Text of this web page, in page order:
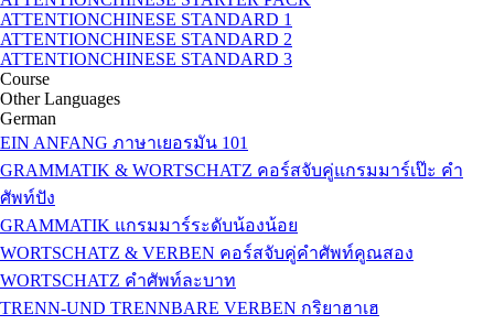
ATTENTIONCHINESE STANDARD 1
ATTENTIONCHINESE STANDARD 2
ATTENTIONCHINESE STANDARD 3
Course
Other Languages
German
EIN ANFANG ภาษาเยอรมัน 101
GRAMMATIK & WORTSCHATZ คอร์สจับคู่แกรมมาร์เป๊ะ คำ
ศัพท์ปัง
GRAMMATIK แกรมมาร์ระดับน้องน้อย
WORTSCHATZ & VERBEN คอร์สจับคู่คำศัพท์คูณสอง
WORTSCHATZ คำศัพท์ละบาท
TRENN-UND TRENNBARE VERBEN กริยาฮาเฮ